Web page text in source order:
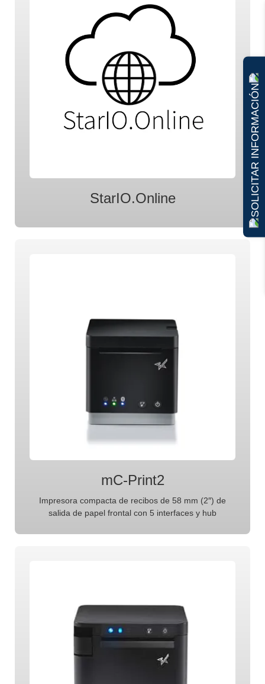
SOLICITAR INFORMACIÓN
StarIO.Online
mC-Print2
Impresora compacta de recibos de 58 mm (2″) de
salida de papel frontal con 5 interfaces y hub